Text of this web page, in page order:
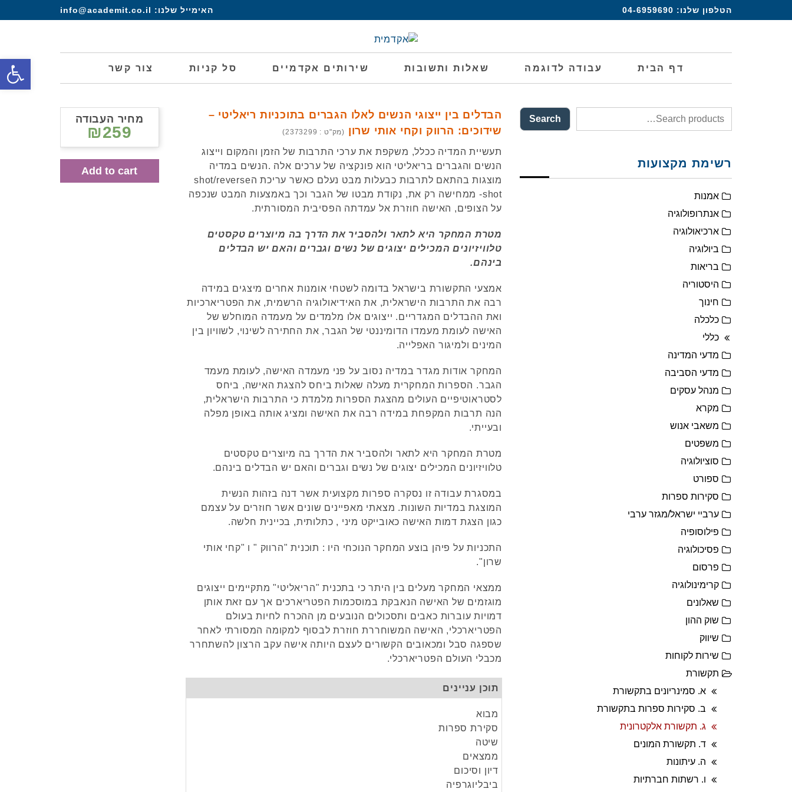
הטלפון שלנו: 04-6959690 האימייל שלנו: info@academit.co.il
דף הבית עבודה לדוגמה שאלות ותשובות שירותים אקדמיים סל קניות צור קשר
הבדלים בין ייצוגי הנשים לאלו הגברים בתוכניות ריאליטי –
שידוכים: הרווק וקחי אותי שרון (מק"ט : 2373299)
תעשיית המדיה ככלל, משקפת את ערכי התרבות של הזמן והמקום וייצוג
הנשים והגברים בריאליטי הוא פונקציה של ערכים אלה .הנשים במדיה
מוצגות בהתאם לתרבות כבעלות מבט נעלם כאשר עריכת הshot/reverse
shot- ממחישה רק את, נקודת מבטו של הגבר וכך באמצעות המבט שנכפה
על הצופים, האישה חוזרת אל עמדתה הפסיבית המסורתית.
מטרת המחקר היא לתאר ולהסביר את הדרך בה מיוצרים טקסטים
טלוויזיונים המכילים יצוגים של נשים וגברים והאם יש הבדלים
בינהם.
אמצעי התקשורת בישראל בדומה לשטחי אומנות אחרים מיצגים במידה
רבה את התרבות הישראלית, את האידיאולוגיה הרשמית, את הפטריארכיות
ואת ההבדלים המגדריים. ייצוגים אלו מלמדים על מעמדה המוחלש של
האישה לעומת מעמדו הדומיננטי של הגבר, את החתירה לשינוי, לשוויון בין
המינים ולמיגור האפלייה.
המחקר אודות מגדר במדיה נסוב על פני מעמדה האישה, לעומת מעמד
הגבר. הספרות המחקרית מעלה שאלות ביחס להצגת האישה, ביחס
לסטראוטיפיים העולים מהצגת הספרות מלמדת כי התרבות הישראלית,
הנה תרבות המקפחת במידה רבה את האישה ומציג אותה באופן מפלה
ובעייתי.
מטרת המחקר היא לתאר ולהסביר את הדרך בה מיוצרים טקסטים
טלוויזיונים המכילים יצוגים של נשים וגברים והאם יש הבדלים בינהם.
במסגרת עבודה זו נסקרה ספרות מקצועית אשר דנה בזהות הנשית
המוצגת במדיות השונות. מצאתי מאפיינים שונים אשר חוזרים על עצמם
כגון הצגת דמות האישה כאובייקט מיני , כתלותית, בכיינית חלשה.
התכניות על פיהן בוצע המחקר הנוכחי היו : תוכנית "הרווק " ו "קחי אותי
שרון".
ממצאי המחקר מעלים בין היתר כי בתכנית "הריאליטי" מתקיימים ייצוגים
מוגזמים של האישה הנאבקת במוסכמות הפטריארכים אך עם זאת אותן
דמויות עוברות כאבים ותסכולים הנובעים מן ההכרח לחיות בעולם
הפטריארכלי, האישה המשוחררת חוזרת לבסוף למקומה המסורתי לאחר
שספגה סבל ומכאובים הקשורים לעצם היותה אישה עקב הרצון להשתחרר
מכבלי העולם הפטריארכלי.
תוכן עניינים
מבוא
סקירת ספרות
שיטה
ממצאים
דיון וסיכום
ביבליוגרפיה
מחיר העבודה
₪259
Add to cart
Search
רשימת מקצועות
אמנות
אנתרופולוגיה
ארכיאולוגיה
ביולוגיה
בריאות
היסטוריה
חינוך
כלכלה
כללי
מדעי המדינה
מדעי הסביבה
מנהל עסקים
מקרא
משאבי אנוש
משפטים
סוציולוגיה
ספורט
סקירות ספרות
ערביי ישראל/מגזר ערבי
פילוסופיה
פסיכולוגיה
פרסום
קרימינולוגיה
שאלונים
שוק ההון
שיווק
שירות לקוחות
תקשורת
א. סמינריונים בתקשורת
ב. סקירות ספרות בתקשורת
ג. תקשורת אלקטרונית
ד. תקשורת המונים
ה. עיתונות
ו. רשתות חברתיות
פתח